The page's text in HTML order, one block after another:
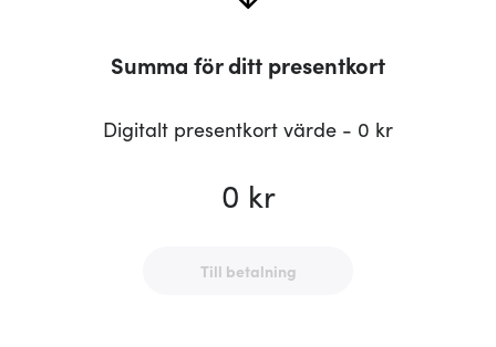
Summa för ditt presentkort
Digitalt presentkort värde - 0 kr
0 kr
Till betalning​​​​‌ ‍ ​‍​‍‌‍ ‌ ​‍‌‍‍‌‌‍‌ ‌‍‍‌‌‍ ‍​‍​‍​ ‍‍​‍​‍‌ ​ ‌‍​‌‌‍ ‍‌‍‍‌‌ ‌​‌ ‍‌​‍ ‍‌‍‍‌‌‍ ​‍​‍​‍ ​​‍​‍‌‍‍​‌ ​‍‌‍‌‌‌‍‌‍​‍​‍​ ‍‍​‍​‍‌‍‍​‌ ‌​‌ ‌​‌ ​​‌ ​ ​ ‍‍​‍ ​‍ ‌‍​ ‌‍ ‌‌ ​ ​‍ ‍‌‍​ ‌‍‌‌‌ ​‍‌ ‌‍‌‍‌‌‌ ​‍‌‍​‌​‍ ‍‌ ​ ‌‍‌‌​‍ ‌ ​​‌ ​‍‌‍ ‌‍‌​‌ ‌‌‌‍​ ‌ ‌​‌‍‍‌‌‍ ‌‍ ‍​‍ ‌‍‍‌‌‍ ‍‌ ‌​‌‍‌‌‌‍ ‍‌ ‌​​‍ ‌‍‌‌‌‍‌​‌‍‍‌‌ ‌​​‍ ‌‍ ‌‌‍ ‌‍‌​‌‍‌‌​ ‌‌ ​​‌ ​‍‌‍‌‌‌ ​ ‌‍‌‌‌‍ ‍‌ ‌​‌‍​‌‌ ‌​‌‍‍‌‌‍ ‌‍ ‍​ ‍ ‌‍‍‌‌‍‌​​ ‌‌‍‌ ‌‍‍‌‌‍‌‍‌ ‌​‌​​ ‌‍​‌‌ ​‍‌‍‌​‌‌​​‌‍​‌‌‍‌ ‌‍‌‌​ ‍ ‌ ‌​‌ ‍‌‌ ​​‌‍‌‌​ ‌‌‍‌ ‌‍‍‌‌‍‌‍‌ ‌​‌​​ ‌‍​‌‌ ​‍‌‍‌​‌‌​​‌‍​‌‌‍‌ ‌‍‌‌​ ‍ ‌ ​​‌‍​‌‌ ‌​‌‍‍​​ ‌‌ ​ ‌ ‌‌‌‍ ‌‌‍ ‌‌‍​‌‌ ​‍‌ ‍‌‌‌​ ‌ ‌​‌‍‌‌‌ ​​​‍ ‍‌‍​‍‌ ‌‌‌ ‌​‌ ‌​‌‍ ‌‍ ‍‌‌​​‌‍ ​‌‍​‌‌‍​ ‌‍‌‌‌‍‍​‌‍ ‌‍ ​‌‍‌​‌‍‌‌‌ ​‍​ ‌‍​‍‌‍​‌‌ ​ ‌‍‌‌‌‌‌‌‌ ​‍‌‍ ​​ ‌‌‍‍​‌ ‌​‌ ‌​‌ ​​‌ ​ ​‍‌‌​ ​ ‌​​‌​‍‌‌​ ​‍‌​‌‍​‍‌‌​ ​‍‌​‌‍‌‍​ ‌‍ ‌‌ ​ ​‍ ‍‌‍​ ‌‍‌‌‌ ​‍‌ ‌‍‌‍‌‌‌ ​‍‌‍​‌​‍ ‍‌ ​ ‌‍‌‌​‍‌‍‌‍‍‌‌‍‌​​ ‌‌‍‌ ‌‍‍‌‌‍‌‍‌ ‌​‌​​ ‌‍​‌‌ ​‍‌‍‌​‌‌​​‌‍​‌‌‍‌ ‌‍‌‌​‍‌‍‌ ‌​‌ ‍‌‌ ​​‌‍‌‌​ ‌‌‍‌ ‌‍‍‌‌‍‌‍‌ ‌​‌​​ ‌‍​‌‌ ​‍‌‍‌​‌‌​​‌‍​‌‌‍‌ ‌‍‌‌​‍‌‍‌ ​​‌‍​‌‌ ‌​‌‍‍​​ ‌‌ ​ ‌ ‌‌‌‍ ‌‌‍ ‌‌‍​‌‌ ​‍‌ ‍‌‌‌​ ‌ ‌​‌‍‌‌‌ ​​​‍ ‍‌‍​‍‌ ‌‌‌ ‌​‌ ‌​‌‍ ‌‍ ‍‌‌​​‌‍ ​‌‍​‌‌‍​ ‌‍‌‌‌‍‍​‌‍ ‌‍ ​‌‍‌​‌‍‌‌‌ ​‍​‍‌‍‌ ‌ ‌‍ ‌ ​‍‌‍‍ ‌ ​ ‌ ​​‌‍​‌‌‍​ ‌‍‌‌​ ‌‌ ​​‌ ​‍‌‍ ‌‍‌​‌ ‌‌‌‍​ ‌ ‌​‌‍‍‌‌‍ ‌‍ ‍​‍‌‍‌ ​​‌‍‌‌‌ ​‍‌ ​ ‌ ​​‌‍‌‌‌‍​ ‌ ‌​‌‍‍‌‌ ‌‍‌‍‌‌​ ‌‌ ​​‌ ‌‌‌‍​‍‌‍ ​‌‍‍‌‌ ​ ‌‍‍​‌‍‌‌‌‍‌​​‍​‍‌ ‌